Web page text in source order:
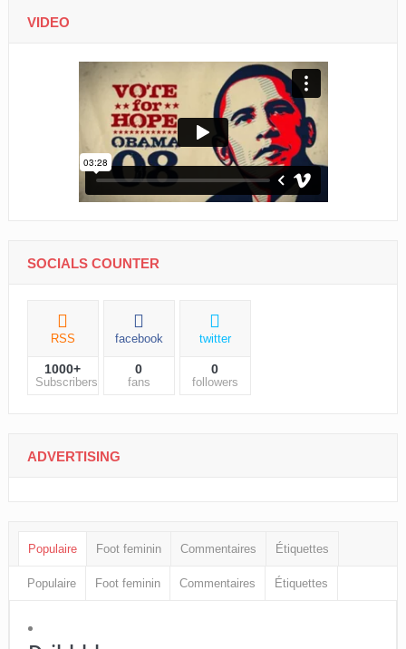
VIDEO
SOCIALS COUNTER
RSS
1000+
Subscribers
facebook
0
fans
twitter
0
followers
ADVERTISING
Populaire Foot feminin Commentaires Étiquettes
Populaire Foot feminin Commentaires Étiquettes